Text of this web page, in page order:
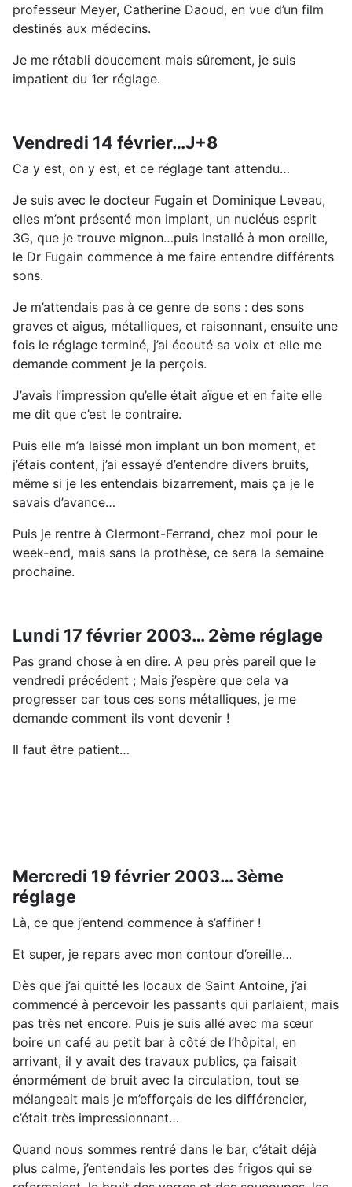
professeur Meyer, Catherine Daoud, en vue d’un film
destinés aux médecins.
Je me rétabli doucement mais sûrement, je suis
impatient du 1er réglage.
Vendredi 14 février…J+8
Ca y est, on y est, et ce réglage tant attendu…
Je suis avec le docteur Fugain et Dominique Leveau,
elles m’ont présenté mon implant, un nucléus esprit
3G, que je trouve mignon…puis installé à mon oreille,
le Dr Fugain commence à me faire entendre différents
sons.
Je m’attendais pas à ce genre de sons : des sons
graves et aigus, métalliques, et raisonnant, ensuite une
fois le réglage terminé, j’ai écouté sa voix et elle me
demande comment je la perçois.
J’avais l’impression qu’elle était aïgue et en faite elle
me dit que c’est le contraire.
Puis elle m’a laissé mon implant un bon moment, et
j’étais content, j’ai essayé d’entendre divers bruits,
même si je les entendais bizarrement, mais ça je le
savais d’avance…
Puis je rentre à Clermont-Ferrand, chez moi pour le
week-end, mais sans la prothèse, ce sera la semaine
prochaine.
Lundi 17 février 2003… 2ème réglage
Pas grand chose à en dire. A peu près pareil que le
vendredi précédent ; Mais j’espère que cela va
progresser car tous ces sons métalliques, je me
demande comment ils vont devenir !
Il faut être patient…
Mercredi 19 février 2003… 3ème
réglage
Là, ce que j’entend commence à s’affiner !
Et super, je repars avec mon contour d’oreille…
Dès que j’ai quitté les locaux de Saint Antoine, j’ai
commencé à percevoir les passants qui parlaient, mais
pas très net encore. Puis je suis allé avec ma sœur
boire un café au petit bar à côté de l’hôpital, en
arrivant, il y avait des travaux publics, ça faisait
énormément de bruit avec la circulation, tout se
mélangeait mais je m’efforçais de les différencier,
c’était très impressionnant…
Quand nous sommes rentré dans le bar, c’était déjà
plus calme, j’entendais les portes des frigos qui se